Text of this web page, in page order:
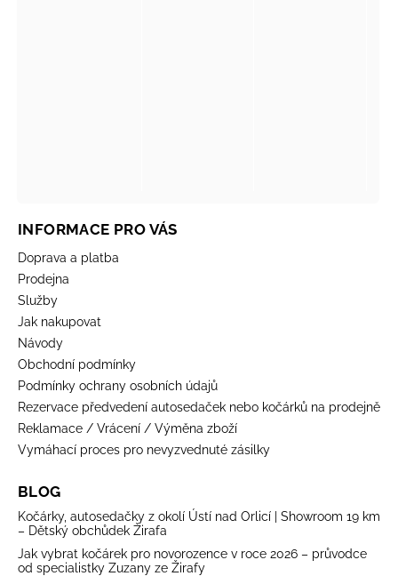
INFORMACE PRO VÁS
Doprava a platba
Prodejna
Služby
Jak nakupovat
Návody
Obchodní podmínky
Podmínky ochrany osobních údajů
Rezervace předvedení autosedaček nebo kočárků na prodejně
Reklamace / Vrácení / Výměna zboží
Vymáhací proces pro nevyzvednuté zásilky
BLOG
Kočárky, autosedačky z okolí Ústí nad Orlicí | Showroom 19 km
– Dětský obchůdek Žirafa
Jak vybrat kočárek pro novorozence v roce 2026 – průvodce
od specialistky Zuzany ze Žirafy